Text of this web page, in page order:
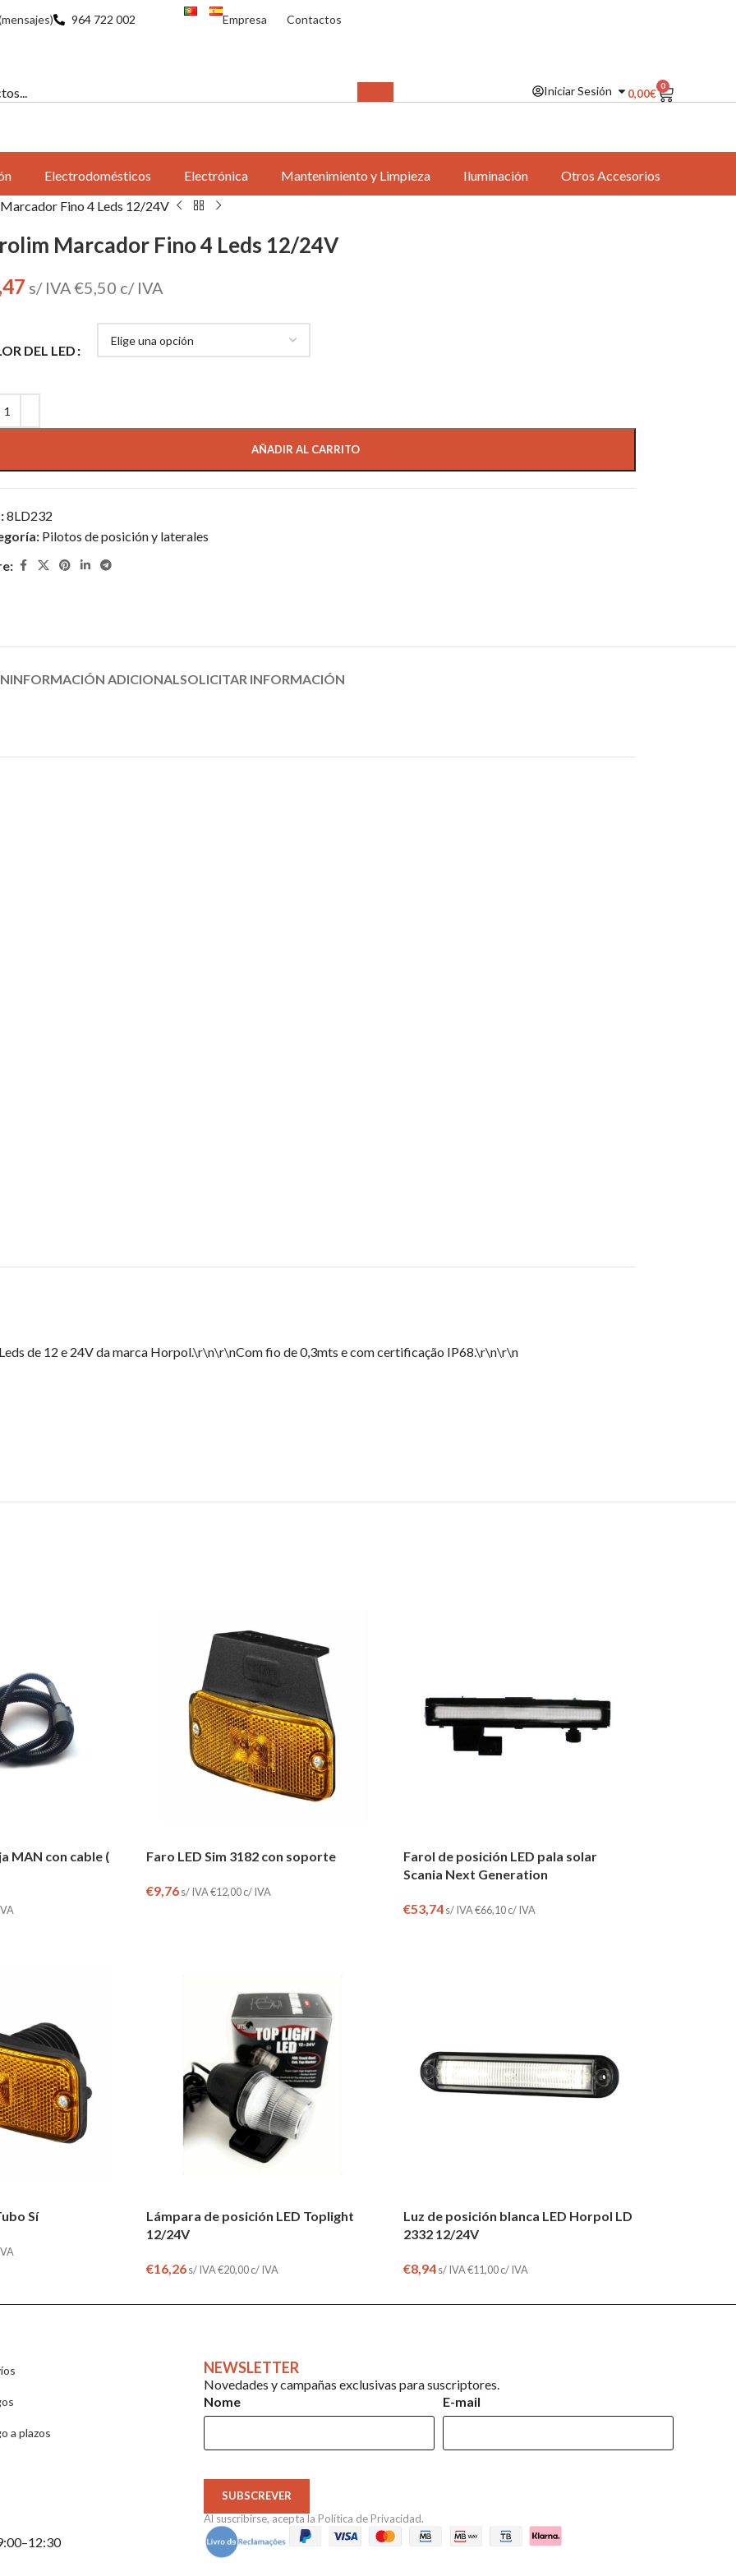
964 722 002 Empresa Contactos
Iniciar Sesión 0,00€
0
Electrodomésticos Electrónica Mantenimiento y Limpieza Iluminación
Otros Accesorios
Fino 4 Leds 12/24V
Marcador Fino 4 Leds 12/24V
s/ IVA€5,50 c/ IVA
DEL LED
AÑADIR AL CARRITO
8LD232
Pilotos de posición y laterales
INFORMACIÓN ADICIONALSOLICITAR INFORMACIÓN
de 12 e 24V da marca Horpol.\r\n\r\nCom fio de 0,3mts e com certificação IP68.\r\n\r\n
MAN con cable (
Faro LED Sim 3182 con soporte
€9,76s/ IVA€12,00c/ IVA
Farol de posición LED pala solar
Scania Next Generation
€53,74s/ IVA€66,10c/ IVA
Sí
Lámpara de posición LED Toplight
12/24V
€16,26s/ IVA€20,00c/ IVA
Luz de posición blanca LED Horpol LD
2332 12/24V
€8,94s/ IVA€11,00c/ IVA
a plazos
NEWSLETTER
Novedades y campañas exclusivas para suscriptores.
Nome
E-mail
SUBSCREVER
Al suscribirse, acepta la Política de Privacidad.